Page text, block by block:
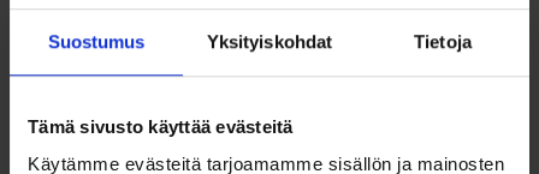
Suostumus Yksityiskohdat Tietoja
Tämä sivusto käyttää evästeitä
Käytämme evästeitä tarjoamamme sisällön ja mainosten
Kultakorvakorut
Kultaiset